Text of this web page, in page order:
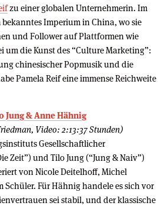
zu einer globalen Unternehmerin. Im
Imperium in China, wo sie
und Follower auf Plattformen wie
um die Kunst des “Culture Marketing”:
chinesischer Popmusik und die
Pamela Reif eine immense Reichweite
Jung & Anne Hähnig
Video: 2:13:37 Stunden)
Gesellschaftlicher
Zeit”) und Tilo Jung (“Jung & Naiv”)
von Nicole Deitelhoff, Michel
Für Hähnig handele es sich vor
sei stabil, und der klassische